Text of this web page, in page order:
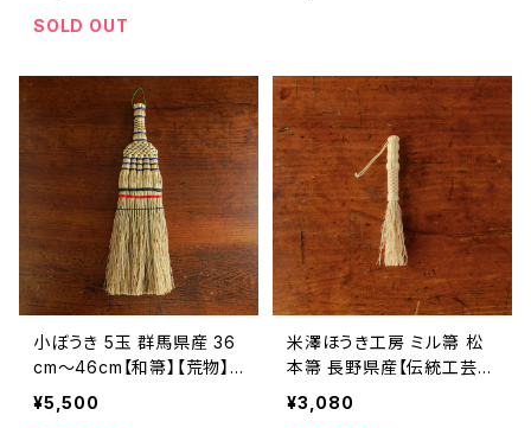
SOLD OUT
小ぼうき 5玉 群馬県産 36
cm〜46cm【和箒】【荒物】
【松野屋】【民藝品】【父の日
お誕生日】
¥5,500
米澤ほうき工房 ミル箒 松
本箒 長野県産【伝統工芸
品】【民藝品】【掃除道具】
【ギフト プレゼント】【父の日
¥3,080